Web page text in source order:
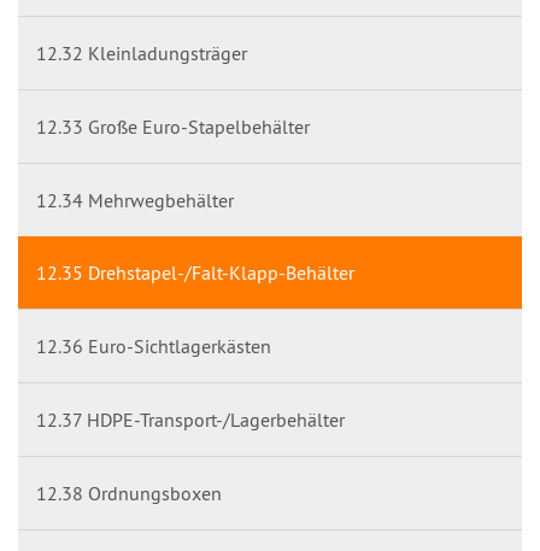
12.32 Kleinladungsträger
12.33 Große Euro-Stapelbehälter
12.34 Mehrwegbehälter
12.35 Drehstapel-/Falt-Klapp-Behälter
12.36 Euro-Sichtlagerkästen
12.37 HDPE-Transport-/Lagerbehälter
12.38 Ordnungsboxen